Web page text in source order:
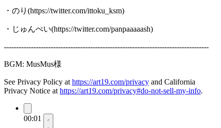
・のり(https://twitter.com/ittoku_ksm)
・じゅんぺい(https://twitter.com/panpaaaaash)
-----------------------------------------------------------------------------------
BGM: MusMus様
See Privacy Policy at https://art19.com/privacy and California
Privacy Notice at https://art19.com/privacy#do-not-sell-my-info.
00:01